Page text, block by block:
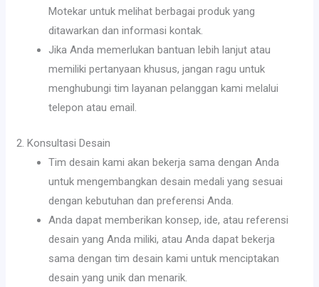
Motekar untuk melihat berbagai produk yang
ditawarkan dan informasi kontak.
Jika Anda memerlukan bantuan lebih lanjut atau
memiliki pertanyaan khusus, jangan ragu untuk
menghubungi tim layanan pelanggan kami melalui
telepon atau email.
2. Konsultasi Desain
Tim desain kami akan bekerja sama dengan Anda
untuk mengembangkan desain medali yang sesuai
dengan kebutuhan dan preferensi Anda.
Anda dapat memberikan konsep, ide, atau referensi
desain yang Anda miliki, atau Anda dapat bekerja
sama dengan tim desain kami untuk menciptakan
desain yang unik dan menarik.